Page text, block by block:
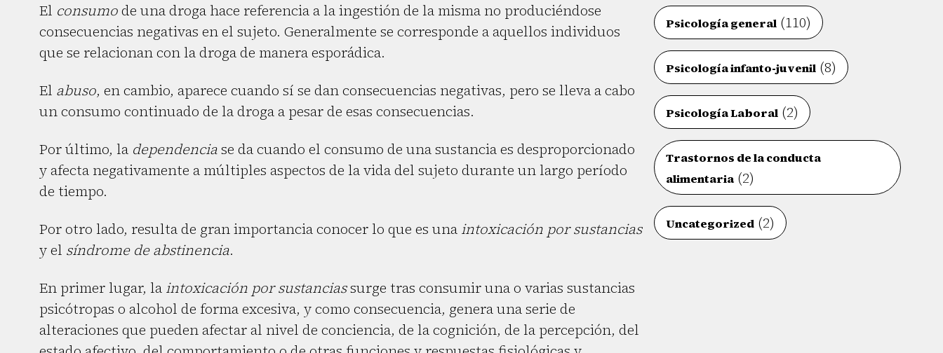
El consumode una droga hace referencia a la ingestión de la misma no produciéndose
consecuencias negativas en el sujeto. Generalmente se corresponde a aquellos individuos
que se relacionan con la droga de manera esporádica.
El abuso, en cambio, aparece cuando sí se dan consecuencias negativas, pero se lleva a cabo
un consumo continuado de la droga a pesar de esas consecuencias.
Por último, la dependenciase da cuando el consumo de una sustancia es desproporcionado
y afecta negativamente a múltiples aspectos de la vida del sujeto durante un largo período
de tiempo.
Por otro lado, resulta de gran importancia conocer lo que es una intoxicación por sustancias
y el síndrome de abstinencia.
En primer lugar, la intoxicación por sustanciassurge tras consumir una o varias sustancias
psicótropas o alcohol de forma excesiva, y como consecuencia, genera una serie de
alteraciones que pueden afectar al nivel de conciencia, de la cognición, de la percepción, del
Psicología general (110)
Psicología infanto-juvenil (8)
Psicología Laboral (2)
Trastornos de la conducta
alimentaria(2)
Uncategorized (2)